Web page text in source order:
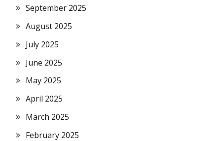
September 2025
August 2025
July 2025
June 2025
May 2025
April 2025
March 2025
February 2025